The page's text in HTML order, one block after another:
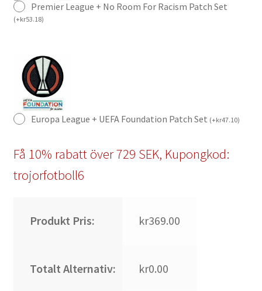
Premier League + No Room For Racism Patch Set
(+kr53.18)
Europa League + UEFA Foundation Patch Set (+kr47.10)
Få 10% rabatt över 729 SEK, Kupongkod:
trojorfotboll6
Produkt Pris: kr369.00
Totalt Alternativ: kr0.00